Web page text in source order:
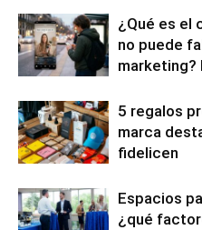
¿Qué es el
no puede
marketing?
5 regalos
marca
fidelicen
Espacios
¿qué